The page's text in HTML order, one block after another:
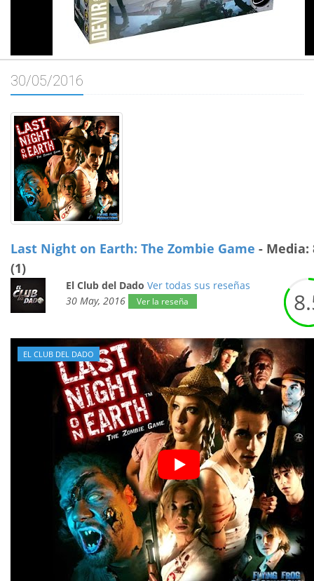
30/05/2016
Last Night on Earth: The Zombie Game - Media:
(1)
El Club del Dado Ver todas sus reseñas
30 May, 2016
Ver la reseña 8.
EL CLUB DEL DADO